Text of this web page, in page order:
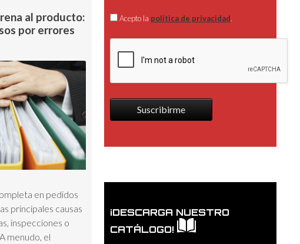
al producto:
por errores
en pedidos
principales causas
inspecciones o
menudo, el
Acepto la política de privacidad.
Suscribirme
¡DESCARGA NUESTRO
CATÁLOGO!